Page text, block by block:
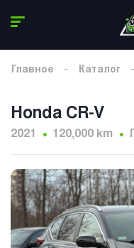
Главное Каталог
Honda CR-V
2021 120,000 km